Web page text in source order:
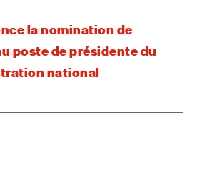
la nomination de
poste de présidente du
national